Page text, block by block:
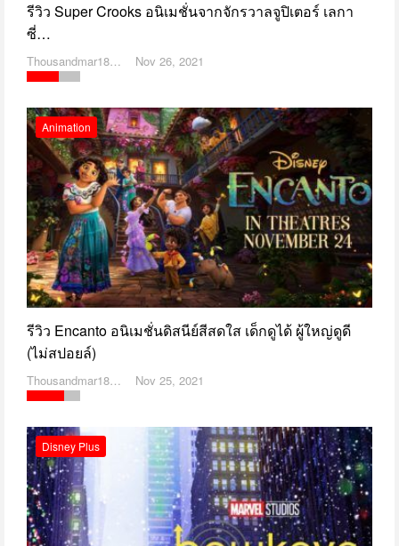
รีวิว Super Crooks อนิเมชั่นจากจักรวาลจูปิเตอร์ เลกา
ซี่…
Thousandmar1869 Nov 26, 2021
Animation
รีวิว Encanto อนิเมชั่นดิสนีย์สีสดใส เด็กดูได้ ผู้ใหญ่ดูดี
(ไม่สปอยล์)
Thousandmar1869 Nov 25, 2021
Disney Plus